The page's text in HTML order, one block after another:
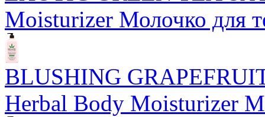
Moisturizer Молочко для
BLUSHING
Herbal Body Moisturizer